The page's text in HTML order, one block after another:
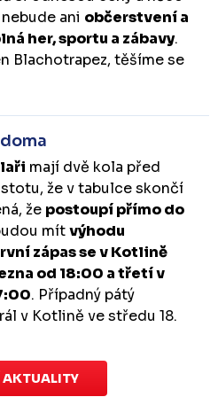
ani občerstvení a
her, sportu a zábavy.
Blachotrapez, těšíme se
mají dvě kola před
že v tabulce skončí
že postoupí přímo do
mítvýhodu
zápas se v Kotlině
od 18:00 a třetí v
. Případný pátý
v Kotlině ve středu 18.
AKTUALITY